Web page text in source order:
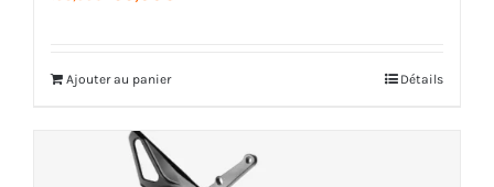
était :
108,00€.
Ajouter au panier Détails